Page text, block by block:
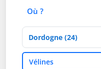
Où ?
Département
VilleVélines